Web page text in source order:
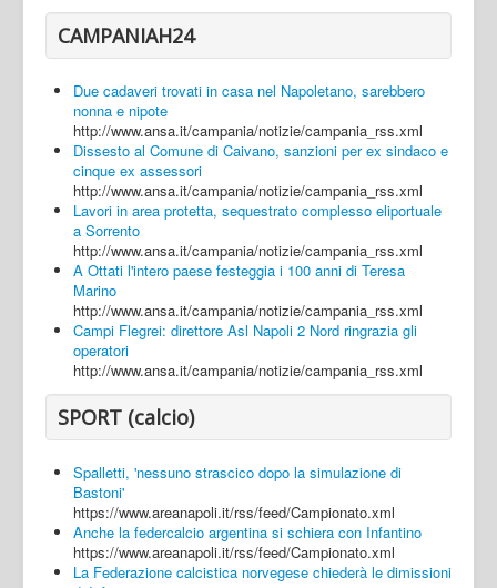
CAMPANIAH24
Due cadaveri trovati in casa nel Napoletano, sarebbero
nonna e nipote
http://www.ansa.it/campania/notizie/campania_rss.xml
Dissesto al Comune di Caivano, sanzioni per ex sindaco e
cinque ex assessori
http://www.ansa.it/campania/notizie/campania_rss.xml
Lavori in area protetta, sequestrato complesso eliportuale
a Sorrento
http://www.ansa.it/campania/notizie/campania_rss.xml
A Ottati l'intero paese festeggia i 100 anni di Teresa
Marino
http://www.ansa.it/campania/notizie/campania_rss.xml
Campi Flegrei: direttore Asl Napoli 2 Nord ringrazia gli
operatori
http://www.ansa.it/campania/notizie/campania_rss.xml
SPORT (calcio)
Spalletti, 'nessuno strascico dopo la simulazione di
Bastoni'
https://www.areanapoli.it/rss/feed/Campionato.xml
Anche la federcalcio argentina si schiera con Infantino
https://www.areanapoli.it/rss/feed/Campionato.xml
La Federazione calcistica norvegese chiederà le dimissioni